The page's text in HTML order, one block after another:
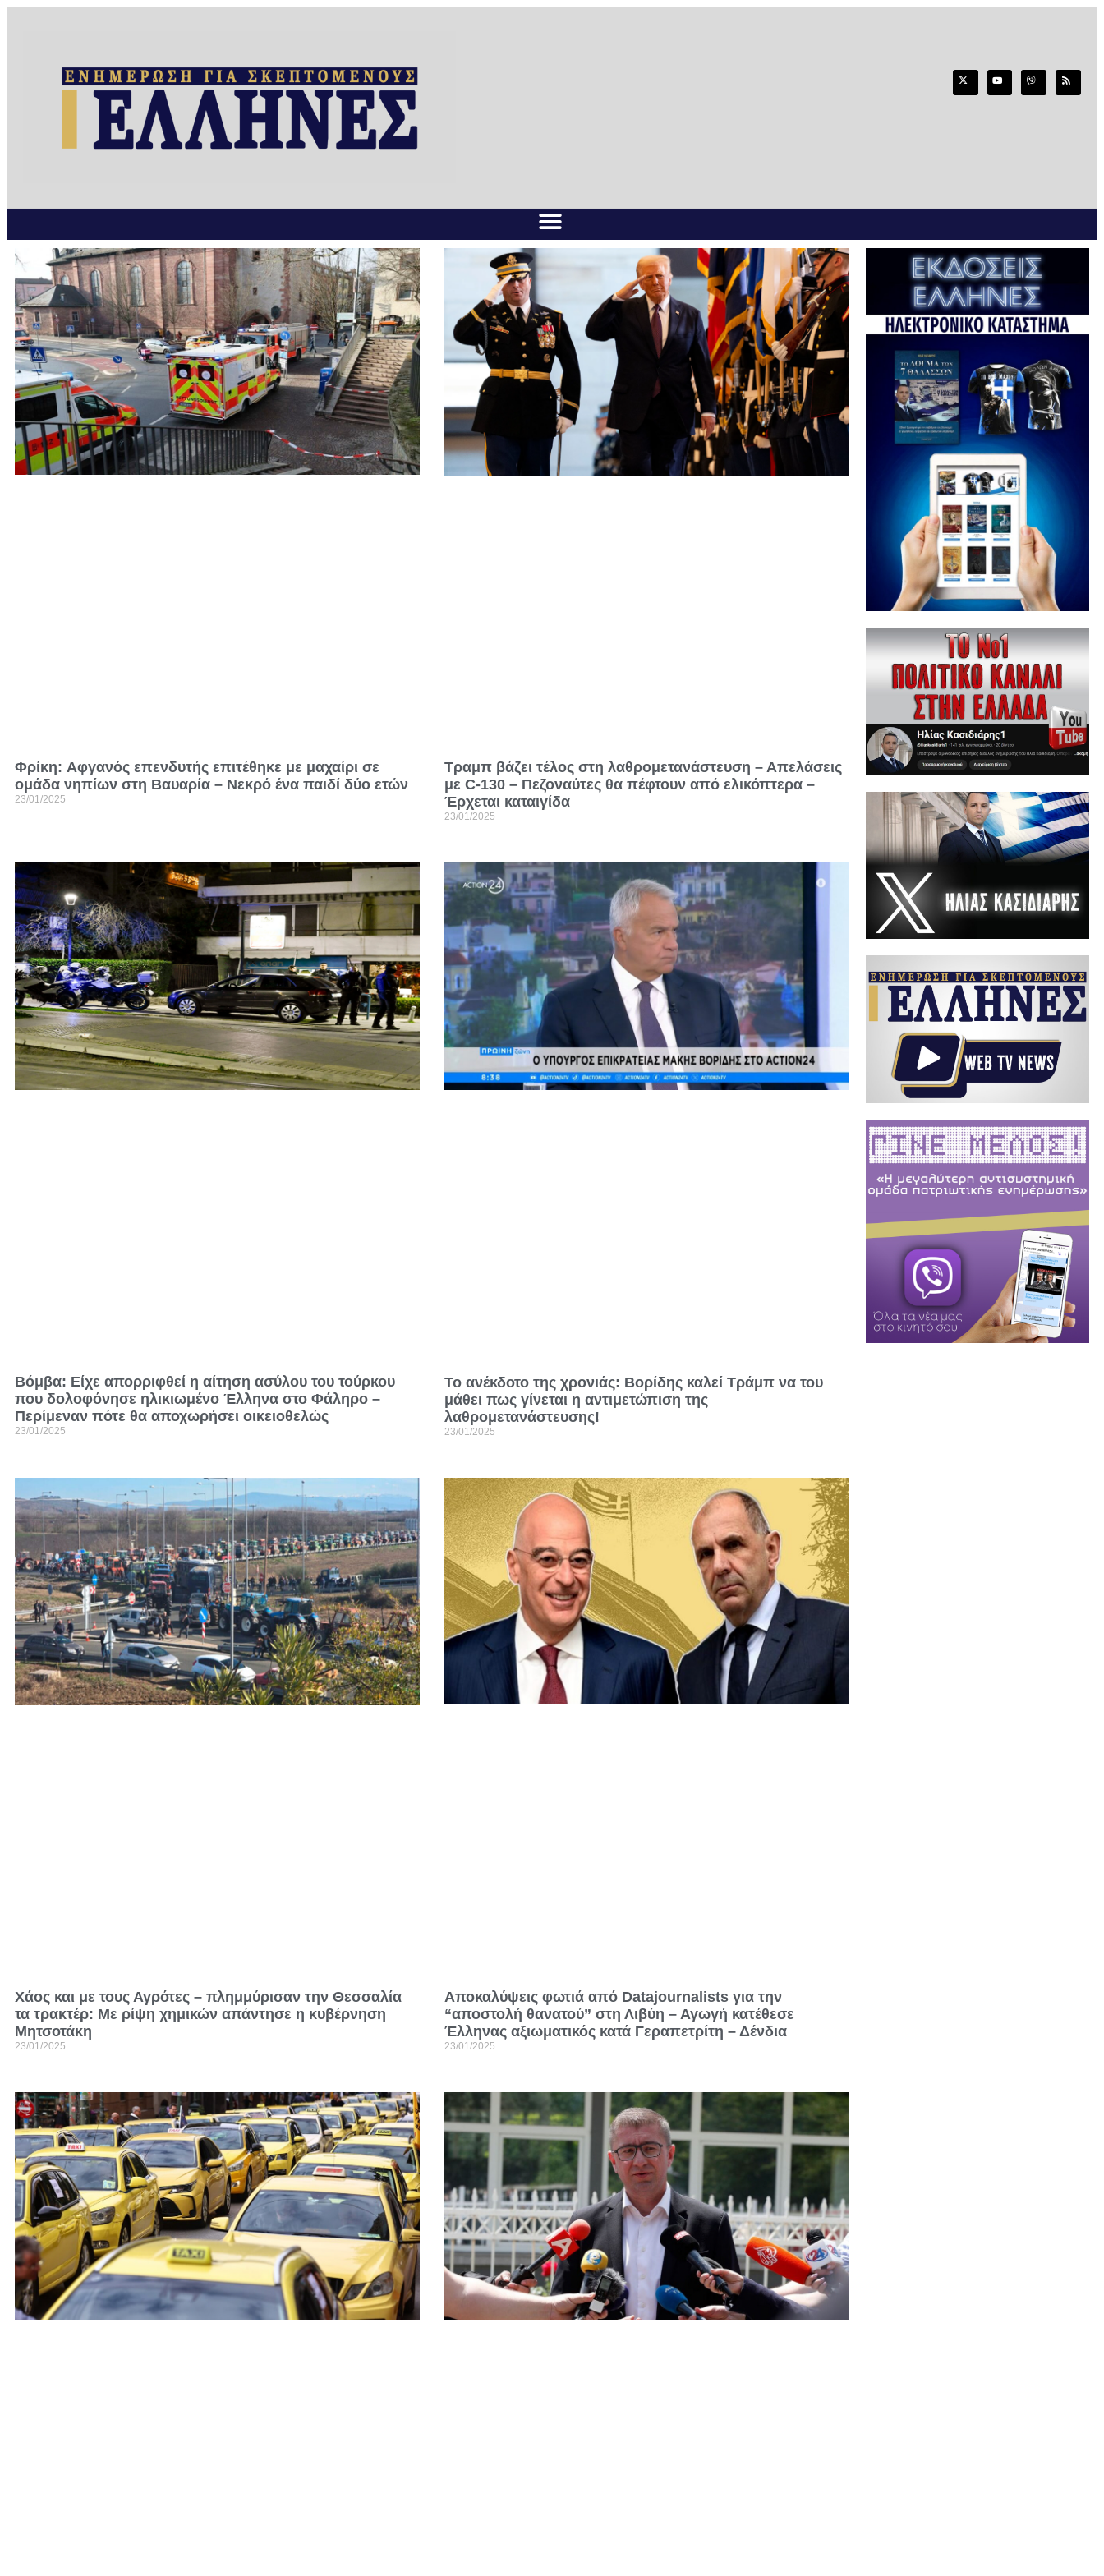
Φρίκη: Aφγανός επενδυτής επιτέθηκε με μαχαίρι σε
ομάδα νηπίων στη Βαυαρία – Νεκρό ένα παιδί δύο ετών
23/01/2025
Tραμπ βάζει τέλος στη λαθρομετανάστευση – Απελάσεις
με C-130 – Πεζοναύτες θα πέφτουν από ελικόπτερα –
Έρχεται καταιγίδα
23/01/2025
Βόμβα: Είχε απορριφθεί η αίτηση ασύλου του τούρκου
που δολοφόνησε ηλικιωμένο Έλληνα στο Φάληρο –
Περίμεναν πότε θα αποχωρήσει οικειοθελώς
23/01/2025
Το ανέκδοτο της χρονιάς: Βορίδης καλεί Τράμπ να του
μάθει πως γίνεται η αντιμετώπιση της
λαθρομετανάστευσης!
23/01/2025
Χάος και με τους Αγρότες – πλημμύρισαν την Θεσσαλία
τα τρακτέρ: Mε ρίψη χημικών απάντησε η κυβέρνηση
Μητσοτάκη
23/01/2025
Αποκαλύψεις φωτιά από Datajournalists για την
“αποστολή θανατού” στη Λιβύη – Αγωγή κατέθεσε
Έλληνας αξιωματικός κατά Γεραπετρίτη – Δένδια
23/01/2025